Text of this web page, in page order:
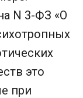
N 3-ФЗ «О
это
при